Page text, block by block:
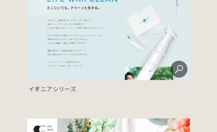
イオニアシリーズ